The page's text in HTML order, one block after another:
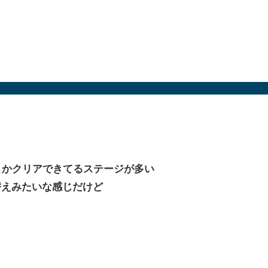
クリアできてるステージが多い
みたいな感じだけど